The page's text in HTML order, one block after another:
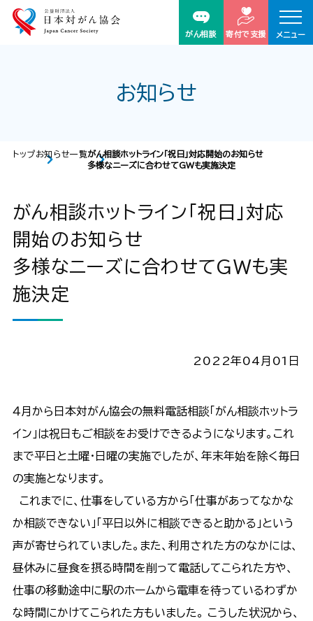
がん相談 寄付で支援 メニュー
お知らせ
トップお知らせ一覧がん相談ホットライン「祝日」対応開始のお知らせ
多様なニーズに合わせてGWも実施決定
がん相談ホットライン「祝日」対応
開始のお知らせ
多様なニーズに合わせてGWも実
施決定
2022年04月01日
４月から日本対がん協会の無料電話相談「がん相談ホットラ
イン」は祝日もご相談をお受けできるようになります。これ
まで平日と土曜・日曜の実施でしたが、年末年始を除く毎日
の実施となります。
これまでに、仕事をしている方から「仕事があってなかな
か相談できない」「平日以外に相談できると助かる」という
声が寄せられていました。また、利用された方のなかには、
昼休みに昼食を摂る時間を削って電話してこられた方や、
仕事の移動途中に駅のホームから電車を待っているわずか
な時間にかけてこられた方もいました。 こうした状況から、